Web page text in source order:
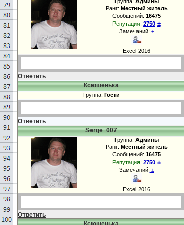
Ранг: Местный житель
Сообщений: 16475
Репутация: 2750 ±
Замечаний: ±
Excel 2016
Ответить
Ксюшенька
Группа: Гости
Ответить
Serge_007
Группа: Админы
Ранг: Местный житель
Сообщений: 16475
Репутация: 2750 ±
Замечаний: ±
Excel 2016
Ответить